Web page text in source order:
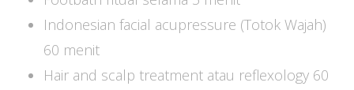
Indonesian facial acupressure (Totok Wajah)
60 menit
Hair and scalp treatment atau reflexology 60